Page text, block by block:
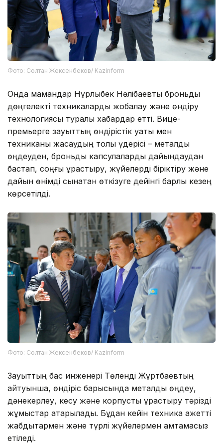
Фото: Солтан Жексенбеков/ Kazinform
Онда мамандар Нұрлыбек Нәлібаевты броньды
дөңгелекті техникаларды жобалау және өндіру
технологиясы туралы хабардар етті. Вице-
премьерге зауыттың өндірістік қуаты мен
техниканы жасаудың толық үдерісі – металды
өңдеуден, броньды капсулаларды дайындаудан
бастап, соңғы құрастыру, жүйелерді біріктіру және
дайын өнімді сынақтан өткізуге дейінгі барлық кезең
көрсетілді.
Фото: Солтан Жексенбеков/ Kazinform
Зауыттың бас инженері Төленді Жұртбаевтың
айтуынша, өндіріс барысында металды өңдеу,
дәнекерлеу, кесу және корпусты құрастыру тәрізді
жұмыстар атқарылады. Бұдан кейін техника қажетті
жабдықтармен және түрлі жүйелермен қамтамасыз
етіледі.